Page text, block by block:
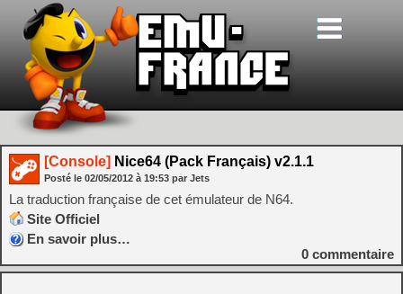
[Console] Nice64 (Pack Français) v2.1.1
Posté le 02/05/2012 à 19:53 par Jets
La traduction française de cet émulateur de N64.
Site Officiel
En savoir plus…
0 commentaire